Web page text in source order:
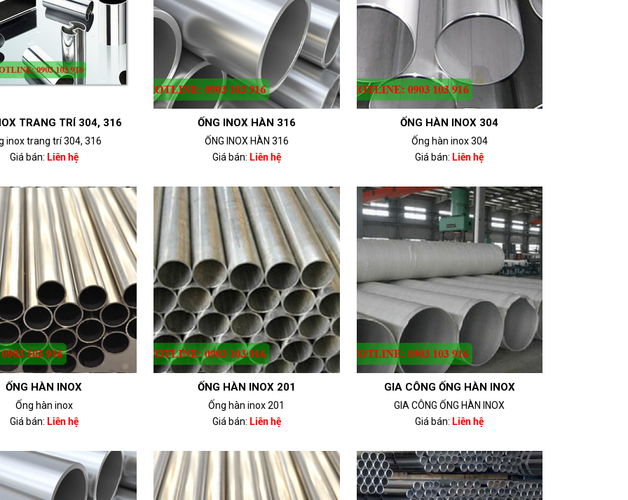
TRANG TRÍ 304, 316
inox trang trí 304, 316
Giá bán: Liên hệ
ỐNG INOX HÀN 316
ỐNG INOX HÀN 316
Giá bán: Liên hệ
ỐNG HÀN INOX 304
Ống hàn inox 304
Giá bán: Liên hệ
ỐNG HÀN INOX
Ống hàn inox
Giá bán: Liên hệ
ỐNG HÀN INOX 201
Ống hàn inox 201
Giá bán: Liên hệ
GIA CÔNG ỐNG HÀN INOX
GIA CÔNG ỐNG HÀN INOX
Giá bán: Liên hệ